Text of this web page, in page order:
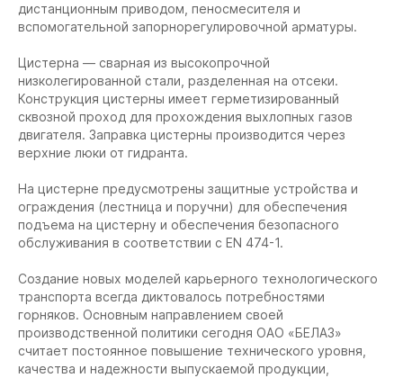
дистанционным приводом, пеносмесителя и
вспомогательной запорнорегулировочной арматуры.
Цистерна — сварная из высокопрочной
низколегированной стали, разделенная на отсеки.
Конструкция цистерны имеет герметизированный
сквозной проход для прохождения выхлопных газов
двигателя. Заправка цистерны производится через
верхние люки от гидранта.
На цистерне предусмотрены защитные устройства и
ограждения (лестница и поручни) для обеспечения
подъема на цистерну и обеспечения безопасного
обслуживания в соответствии с EN 474-1.
Создание новых моделей карьерного технологического
транспорта всегда диктовалось потребностями
горняков. Основным направлением своей
производственной политики сегодня ОАО «БЕЛАЗ»
считает постоянное повышение технического уровня,
качества и надежности выпускаемой продукции,